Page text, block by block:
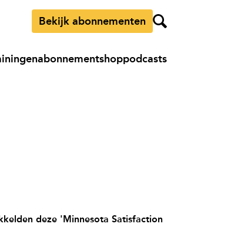
Bekijk abonnementen
abonnementshoppodcasts
deze 'Minnesota Satisfaction